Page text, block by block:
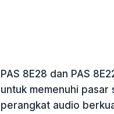
PAS 8E28 dan PAS
untuk memenuhi
perangkat audio